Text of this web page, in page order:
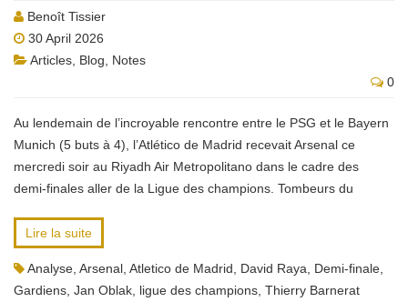
Benoît Tissier
30 April 2026
Articles Blog
Notes
0
Au lendemain de l’incroyable rencontre entre le PSG et le Bayern
Munich (5 buts à 4), l’Atlético de Madrid recevait Arsenal ce
mercredi soir au Riyadh Air Metropolitano dans le cadre des
demi-finales aller de la Ligue des champions. Tombeurs du
Lire la suite
Analyse Arsenal Atletico de Madrid David Raya Demi-finale
Gardiens Jan Oblak ligue des champions Thierry Barnerat